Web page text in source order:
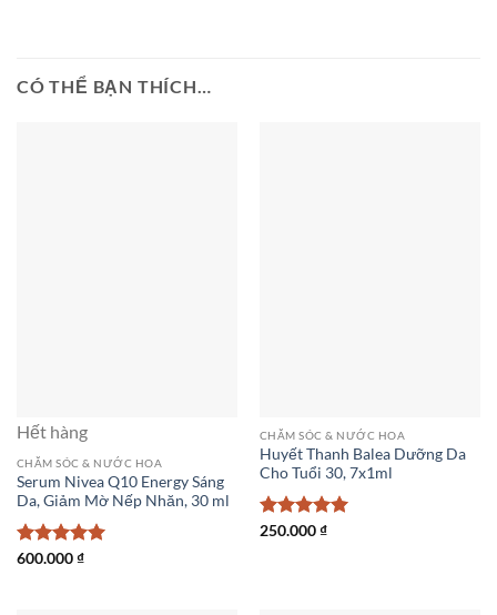
CÓ THỂ BẠN THÍCH…
Hết hàng
CHĂM SÓC & NƯỚC HOA
Serum Nivea Q10 Energy Sáng
Da, Giảm Mờ Nếp Nhăn, 30 ml
Được xếp
600.000₫
CHĂM SÓC & NƯỚC HOA
Huyết Thanh Balea Dưỡng Da
Cho Tuổi 30, 7x1ml
Được xếp
250.000₫